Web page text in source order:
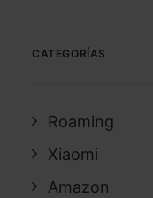
CATEGORÍAS
Roaming
Xiaomi
Amazon